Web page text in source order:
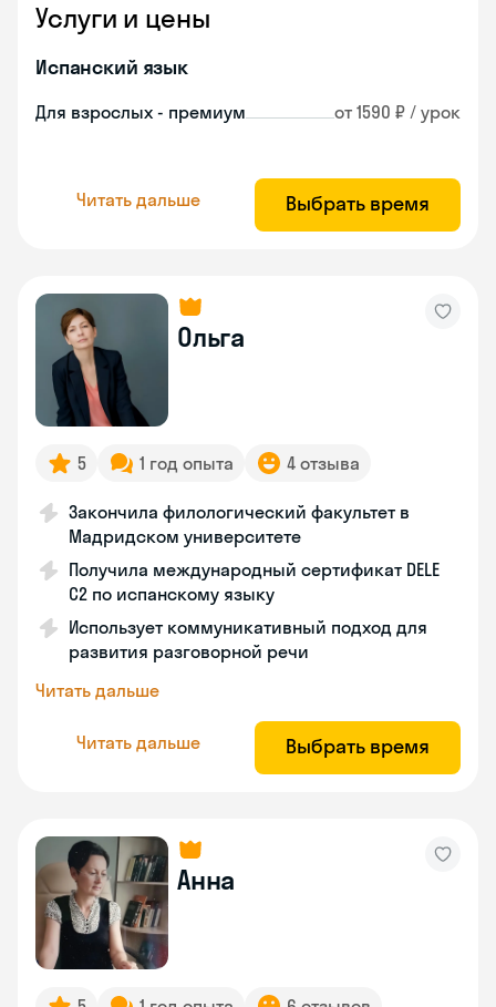
Услуги и цены
Испанский язык
Для взрослых - премиум от 1590 ₽ / урок
Читать дальше Выбрать время
Ольга
5 1 год опыта 4 отзыва
Закончила филологический факультет в
Мадридском университете
Получила международный сертификат DELE
C2 по испанскому языку
Использует коммуникативный подход для
развития разговорной речи
Читать дальше
Читать дальше Выбрать время
Анна